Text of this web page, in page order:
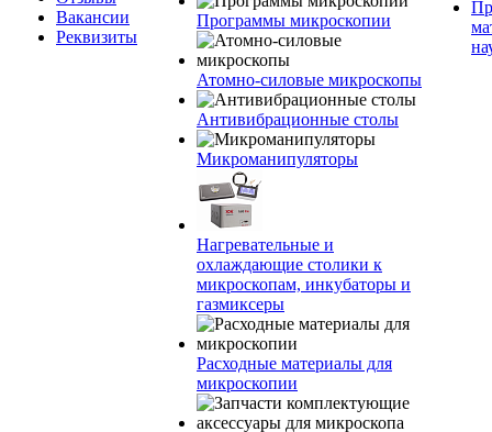
Вакансии
Реквизиты
Программы микроскопии
Атомно-силовые микроскопы
Антивибрационные столы
Микроманипуляторы
Нагревательные и
охлаждающие столики к
микроскопам, инкубаторы и
газмиксеры
Расходные материалы для
микроскопии